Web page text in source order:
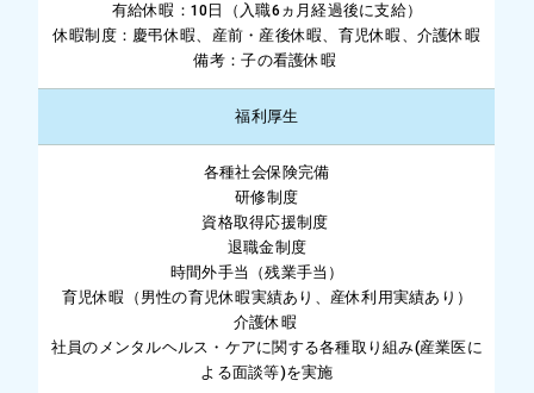
有給休暇：10日（入職6ヵ月経過後に支給）
休暇制度：慶弔休暇、産前・産後休暇、育児休暇、介護休暇
備考：子の看護休暇
福利厚生
各種社会保険完備
研修制度
資格取得応援制度
退職金制度
時間外手当（残業手当）
育児休暇（男性の育児休暇実績あり、産休利用実績あり）
介護休暇
社員のメンタルヘルス・ケアに関する各種取り組み(産業医に
よる面談等)を実施